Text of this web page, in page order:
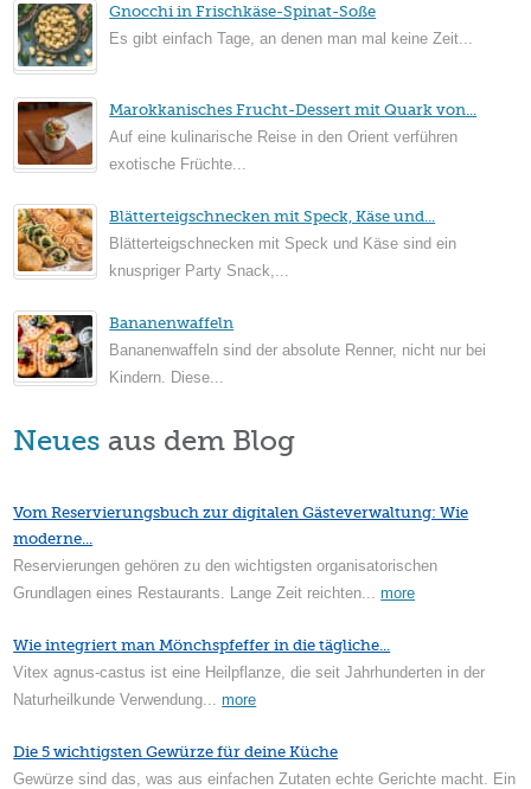
Gnocchi in Frischkäse-Spinat-Soße
Es gibt einfach Tage, an denen man mal keine Zeit...
Marokkanisches Frucht-Dessert mit Quark von...
Auf eine kulinarische Reise in den Orient verführen
exotische Früchte...
Blätterteigschnecken mit Speck, Käse und...
Blätterteigschnecken mit Speck und Käse sind ein
knuspriger Party Snack,...
Bananenwaffeln
Bananenwaffeln sind der absolute Renner, nicht nur bei
Kindern. Diese...
Neues aus dem Blog
Vom Reservierungsbuch zur digitalen Gästeverwaltung: Wie
moderne...
Reservierungen gehören zu den wichtigsten organisatorischen
Grundlagen eines Restaurants. Lange Zeit reichten...more
Wie integriert man Mönchspfeffer in die tägliche...
Vitex agnus-castus ist eine Heilpflanze, die seit Jahrhunderten in der
Naturheilkunde Verwendung...more
Die 5 wichtigsten Gewürze für deine Küche
Gewürze sind das, was aus einfachen Zutaten echte Gerichte macht. Ein